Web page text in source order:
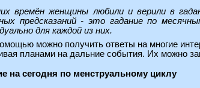
времён женщины любили и верили в
предсказаний - это гадание по
для каждой из них.
можно получить ответы на многие
планами на дальние события. Их можно
на сегодня по менструальному циклу